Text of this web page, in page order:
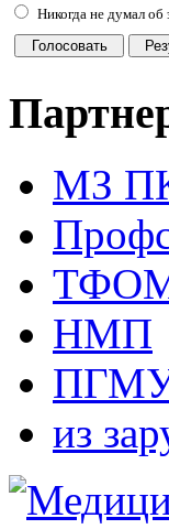
Никогда не думал об
МЗ
НМП
из